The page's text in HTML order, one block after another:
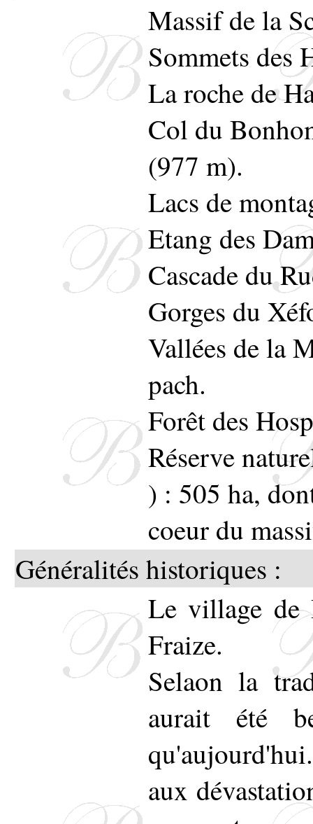
Union
Massif de la
Sommets des
La roche de
Col du
(977 m).
Lacs de
Etang des
Cascade du
Gorges du
Vallées de la
pach.
Forêt des
Réserve
) : 505 ha,
coeur du
Généralités historiques :
Le village de
Fraize.
Selaon la
aurait été
aux